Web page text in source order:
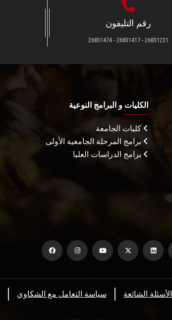
رقم التليفون
26831231 - 26831417 - 26831474
الكليات و البرامج النوعية
كليات الجامعة
برامج المرحلة الجامعية الأولى
برامج الدراسات العليا
سياسة التعامل مع الشكاوي الأسئلة الشائعة